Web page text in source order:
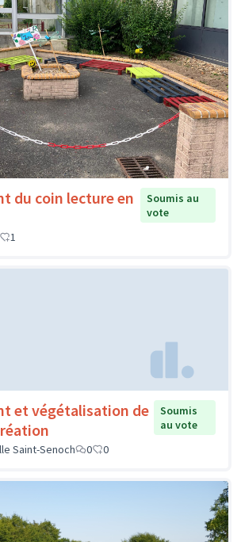
du coin lecture en
Soumis au
vote
1
et végétalisation de
Soumis
au vote
Saint-Senoch
0 0